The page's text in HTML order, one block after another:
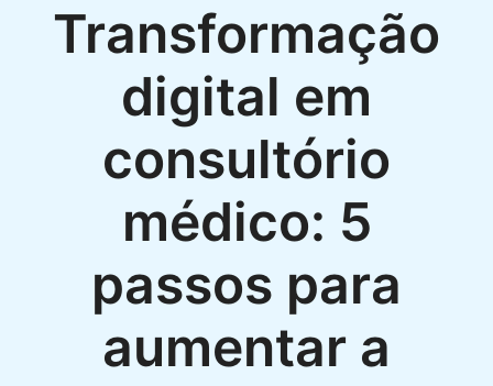
Transformação
digital em
consultório
médico: 5
passos para
aumentar a